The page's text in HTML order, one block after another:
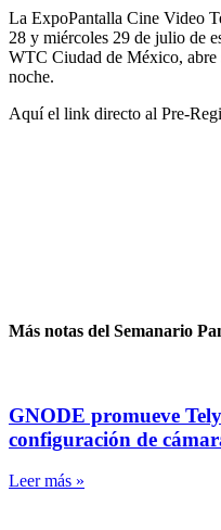
La ExpoPantalla Cine Video
28 y miércoles 29 de julio de
WTC Ciudad de México, abre
noche.
Aquí el link directo al Pre-
Más notas del Semanario
GNODE promueve
configuración de
Leer más »